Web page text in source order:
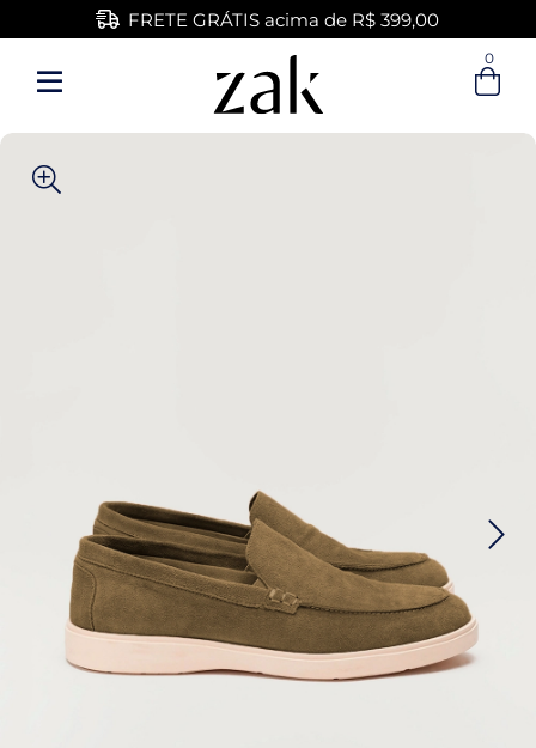
Entre com email ou cpf/cnpj
Criar nova conta
FRETE GRÁTIS acima de R$ 399,00
0